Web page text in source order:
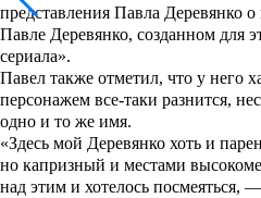
представления Павла Деревянко
Павле Деревянко, созданном для
сериала».
Павел также отметил, что у него
персонажем все-таки разнится,
одно и то же имя.
«Здесь мой Деревянко хоть и
но капризный и местами
над этим и хотелось посмеяться, —